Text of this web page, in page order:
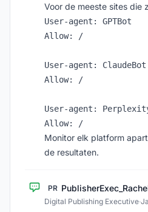
Voor de meeste sites die
User-agent: GPTBot
Allow: /
User-agent: ClaudeBot
Allow: /
User-agent:
Monitor elk platform
de resultaten.
PR
Digital Publishing Executive·